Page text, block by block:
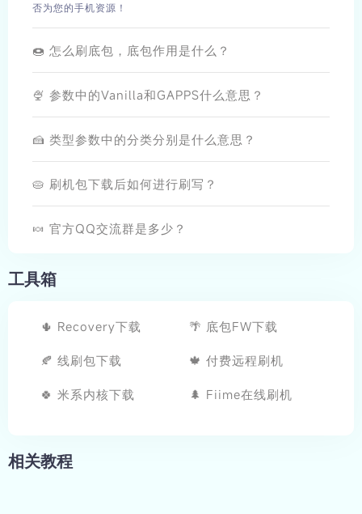
否为您的手机资源！
🍩 怎么刷底包，底包作用是什么？
🍨 参数中的Vanilla和GAPPS什么意思？
🍰 类型参数中的分类分别是什么意思？
🥧 刷机包下载后如何进行刷写？
🍬 官方QQ交流群是多少？
工具箱
🌵 Recovery下载 🌴 底包FW下载
🍂 线刷包下载 🍁 付费远程刷机
🍀 米系内核下载 🌲 Fiime在线刷机
相关教程